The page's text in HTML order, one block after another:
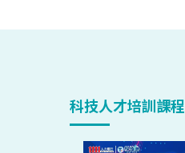
科技人才培訓課程